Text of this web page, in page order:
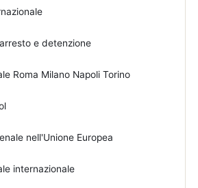
e detenzione
Roma Milano Napoli Torino
nell'Unione Europea
internazionale